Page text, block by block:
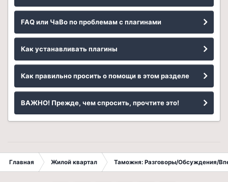
FAQ или ЧаВо по проблемам с плагинами
Как устанавливать плагины
Как правильно просить о помощи в этом разделе
ВАЖНО! Прежде, чем спросить, прочтите это!
Главная Жилой квартал Таможня: Разговоры/Обсуждения/